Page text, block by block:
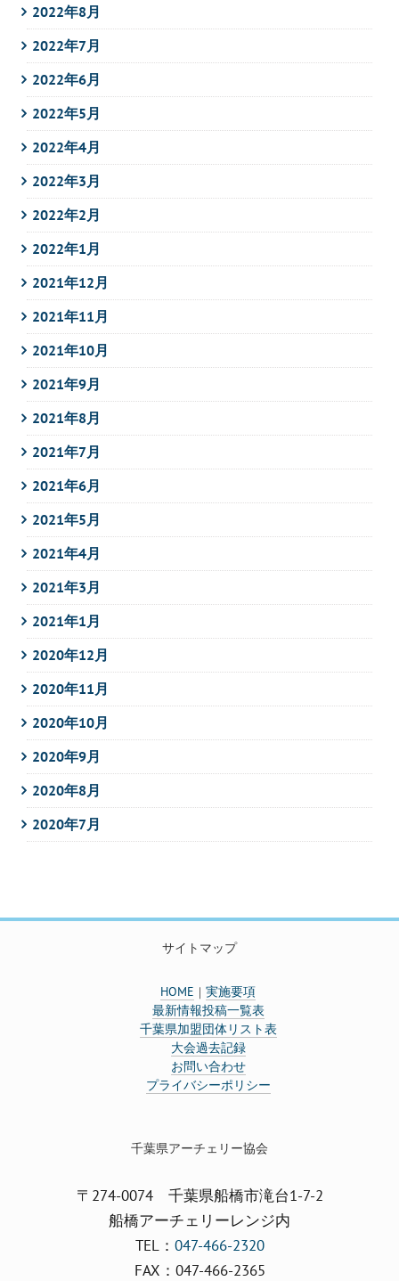
2022年8月
2022年7月
2022年6月
2022年5月
2022年4月
2022年3月
2022年2月
2022年1月
2021年12月
2021年11月
2021年10月
2021年9月
2021年8月
2021年7月
2021年6月
2021年5月
2021年4月
2021年3月
2021年1月
2020年12月
2020年11月
2020年10月
2020年9月
2020年8月
2020年7月
サイトマップ
HOME ｜実施要項
最新情報投稿一覧表
千葉県加盟団体リスト表
大会過去記録
お問い合わせ
プライバシーポリシー
千葉県アーチェリー協会
〒274-0074 千葉県船橋市滝台1-7-2
船橋アーチェリーレンジ内
TEL： 047-466-2320
FAX：047-466-2365